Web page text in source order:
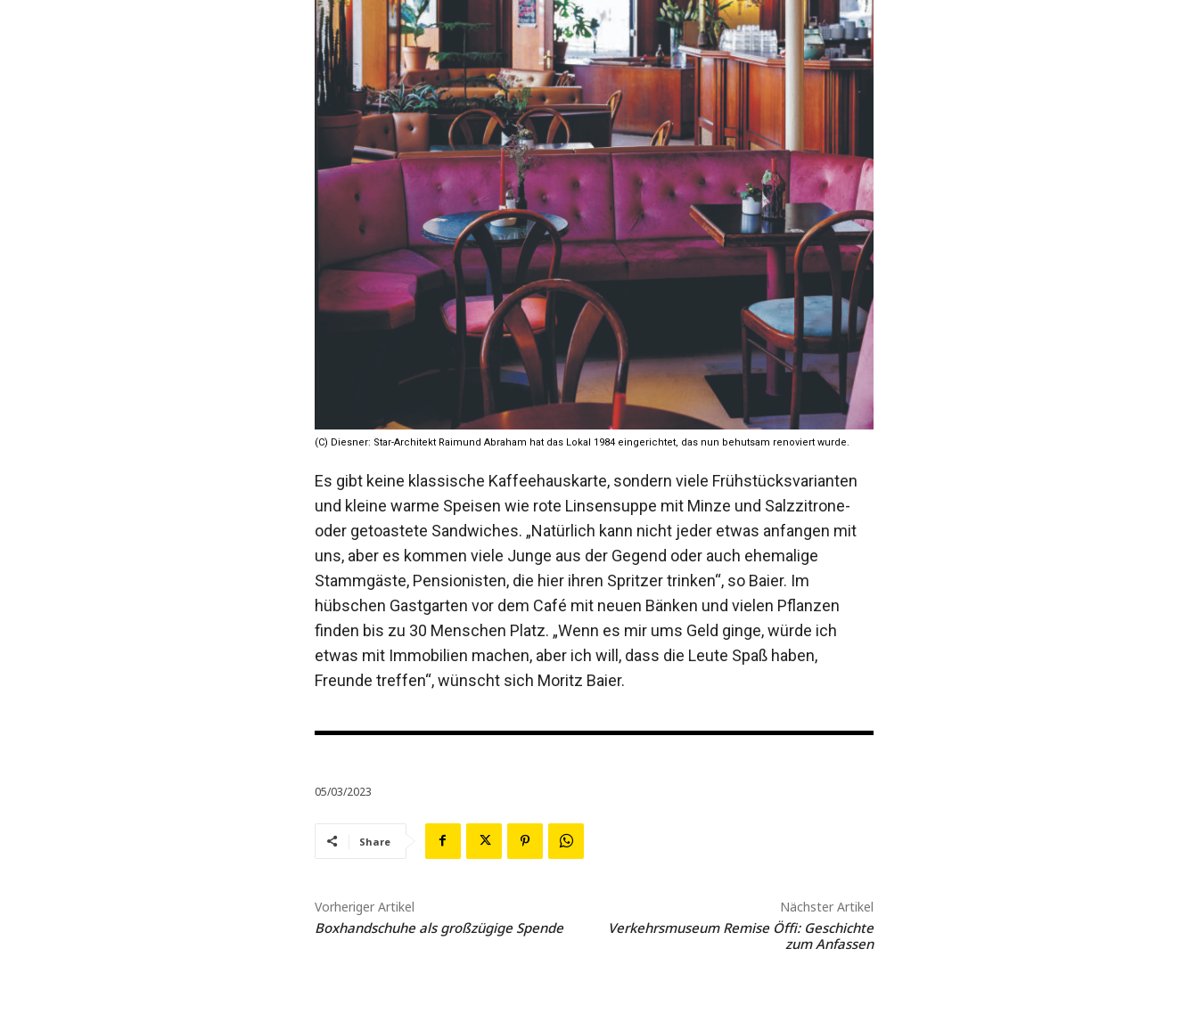
(C) Diesner: Star-Architekt Raimund Abraham hat das Lokal 1984 eingerichtet, das nun behutsam renoviert wurde.
Es gibt keine klassische Kaffeehauskarte, sondern viele Frühstücksvarianten
und kleine warme Speisen wie rote Linsensuppe mit Minze und Salzzitrone­
oder getoastete Sandwiches. „Natürlich kann nicht jeder etwas anfangen mit
uns, aber es kommen viele Junge aus der Gegend oder auch ehemalige
Stammgäste, Pensionisten, die hier ihren Spritzer trinken“, so Baier. Im
hübschen Gastgarten vor dem Café mit ­neuen Bänken und vielen Pflanzen
finden bis zu 30 Menschen Platz. „Wenn es mir ums Geld ginge, würde ich
etwas mit Immo­bilien machen, aber ich will, dass die Leute Spaß haben,
Freunde treffen“, wünscht sich Moritz Baier.
05/03/2023
Share
Vorheriger Artikel
Boxhandschuhe als großzügige Spende
Nächster Artikel
Verkehrsmuseum Remise Öffi: Geschichte
zum Anfassen